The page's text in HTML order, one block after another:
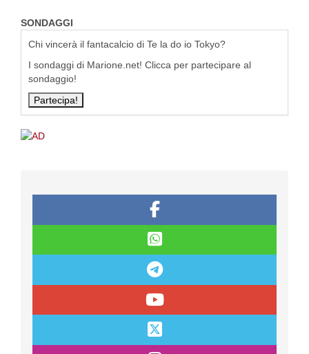
SONDAGGI
Chi vincerà il fantacalcio di Te la do io Tokyo?
I sondaggi di Marione.net! Clicca per partecipare al
sondaggio!